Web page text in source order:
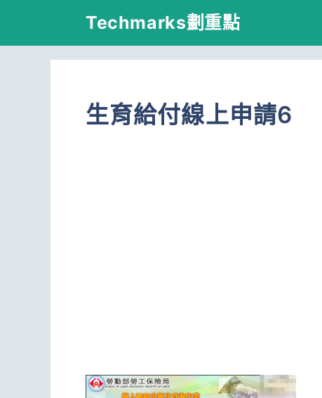
Techmarks劃重點
生育給付線上申請6